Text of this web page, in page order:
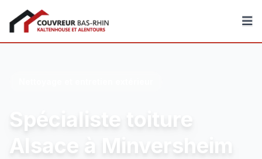
Couvreur Bas-Rhin
Spécialiste toiture
Alsace à Minversheim